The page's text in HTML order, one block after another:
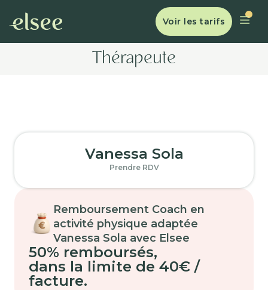
Voir les tarifs
Thérapeute
Vanessa Sola
Prendre RDV
Remboursement Coach en
activité physique adaptée
Vanessa Sola avec Elsee
50% remboursés,
dans la limite de 40€ /
facture.